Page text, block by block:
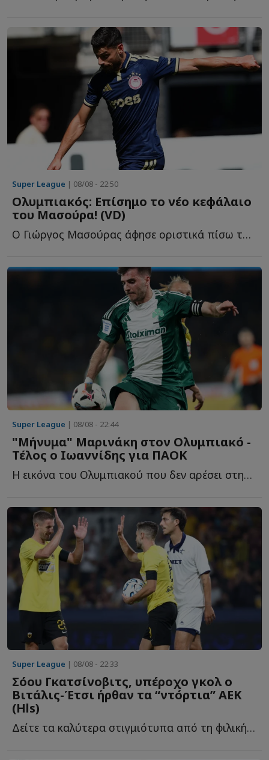
Super League | 08/08 - 22:50
Ολυμπιακός: Επίσημο το νέο κεφάλαιο
του Μασούρα! (VD)
Ο Γιώργος Μασούρας άφησε οριστικά πίσω του το κεφάλαιο τ...
Super League | 08/08 - 22:44
"Μήνυμα" Μαρινάκη στον Ολυμπιακό -
Τέλος ο Ιωαννίδης για ΠΑΟΚ
Η εικόνα του Ολυμπιακού που δεν αρέσει στην διοίκηση, τ...
Super League | 08/08 - 22:33
Σόου Γκατσίνοβιτς, υπέροχο γκολ ο
Βιτάλις-Έτσι ήρθαν τα “ντόρτια” ΑΕΚ
(Ηls)
Δείτε τα καλύτερα στιγμιότυπα από τη φιλική νίκη της Έ...